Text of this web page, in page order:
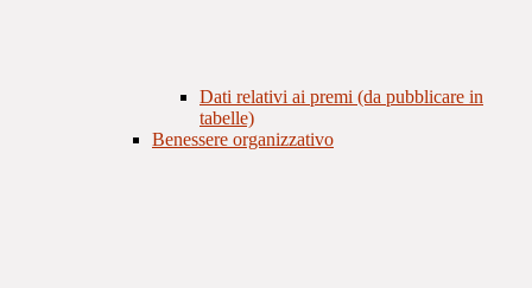
Dati relativi ai premi (da pubblicare in
tabelle)
Benessere organizzativo